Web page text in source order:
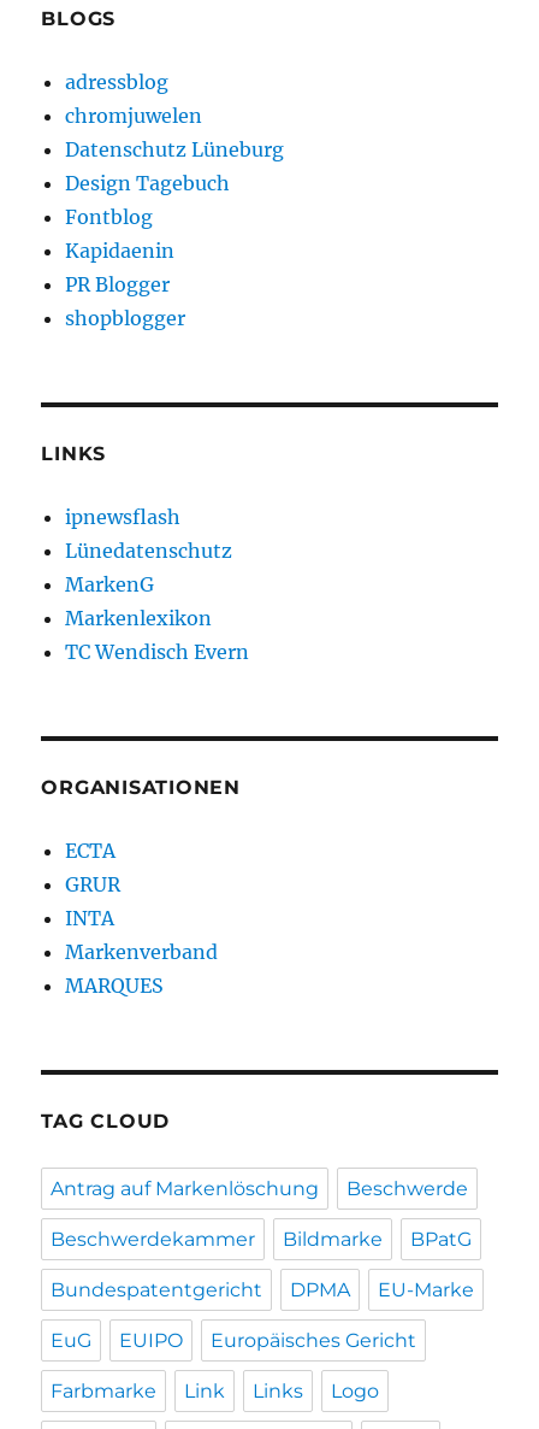
BLOGS
adressblog
chromjuwelen
Datenschutz Lüneburg
Design Tagebuch
Fontblog
Kapidaenin
PR Blogger
shopblogger
LINKS
ipnewsflash
Lünedatenschutz
MarkenG
Markenlexikon
TC Wendisch Evern
ORGANISATIONEN
ECTA
GRUR
INTA
Markenverband
MARQUES
TAG CLOUD
Antrag auf Markenlöschung Beschwerde
Beschwerdekammer Bildmarke BPatG
Bundespatentgericht DPMA EU-Marke
EuG EUIPO Europäisches Gericht
Farbmarke Link Links Logo